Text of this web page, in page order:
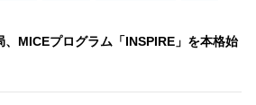
、MICEプログラム「INSPIRE」を本格始